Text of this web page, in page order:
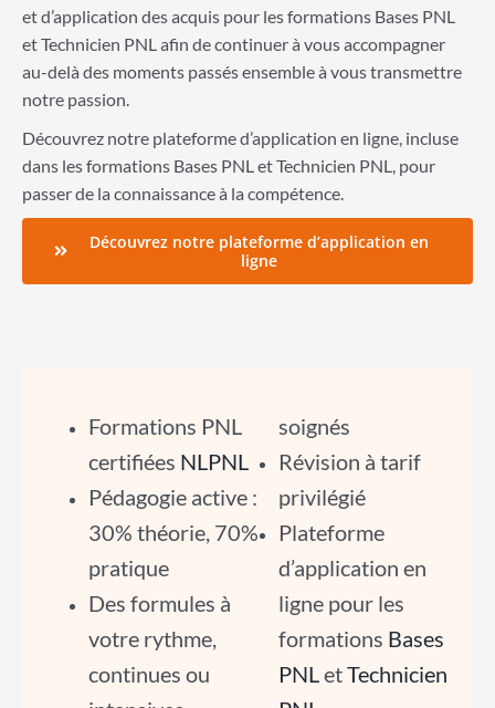
et d’application des acquis pour les formations Bases PNL
et Technicien PNL afin de continuer à vous accompagner
au-delà des moments passés ensemble à vous transmettre
notre passion.
Découvrez notre plateforme d’application en ligne, incluse
dans les formations Bases PNL et Technicien PNL, pour
passer de la connaissance à la compétence.
Découvrez notre plateforme d’application en
ligne
Formations PNL
certifiées NLPNL
Pédagogie active :
30% théorie, 70%
pratique
Des formules à
votre rythme,
continues ou
soignés
Révision à tarif
privilégié
Plateforme
d’application en
ligne pour les
formations Bases
PNL etTechnicien